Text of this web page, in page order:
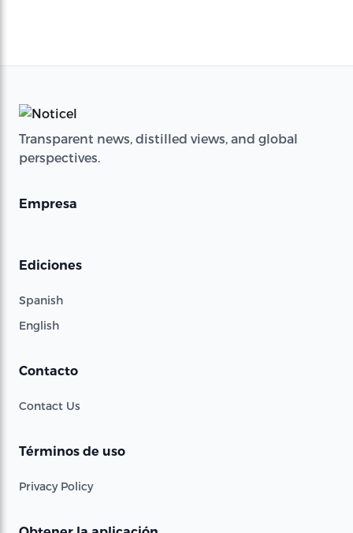
Transparent news, distilled views, and global
perspectives.
Empresa
Ediciones
Spanish
English
Contacto
Contact Us
Términos de uso
Privacy Policy